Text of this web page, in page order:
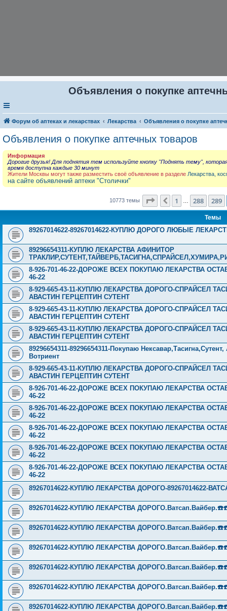
Объявления о покупке
Форум об аптеках и лекарствах Лекарства Объявления о покупке
Объявления о покупке аптечных товаров
Информация
Дорогие друзья! Для поднятия тем используйте кнопку "Поднять тему",
время доступна каждые 30 минут
Жители Москвы могут также разместить своё объявление в разделе Лекарства,
на сайте объявлений аптеки "Столички"
10773 темы Страница 290из 431
Пред.
1 288 289
Темы
89267014622-89267014622-КУПЛЮ ДОРОГО ЛЮБЫЕ
89296654311-КУПЛЮ ЛЕКАРСТВА АФИНИТОР
8-926-701-46-22-ДОРОЖЕ ВСЕХ ПОКУПАЮ ЛЕКАРСТВА
46-22
8-929-665-43-11-КУПЛЮ ЛЕКАРСТВА ДОРОГО-СПРАЙСЕЛ
АВАСТИН ГЕРЦЕПТИН СУТЕНТ
8-929-665-43-11-КУПЛЮ ЛЕКАРСТВА ДОРОГО-СПРАЙСЕЛ
АВАСТИН ГЕРЦЕПТИН СУТЕНТ
8-929-665-43-11-КУПЛЮ ЛЕКАРСТВА ДОРОГО-СПРАЙСЕЛ
АВАСТИН ГЕРЦЕПТИН СУТЕНТ
89296654311-89296654311-Покупаю
Вотриент
8-929-665-43-11-КУПЛЮ ЛЕКАРСТВА ДОРОГО-СПРАЙСЕЛ
АВАСТИН ГЕРЦЕПТИН СУТЕНТ
8-926-701-46-22-ДОРОЖЕ ВСЕХ ПОКУПАЮ ЛЕКАРСТВА
46-22
8-926-701-46-22-ДОРОЖЕ ВСЕХ ПОКУПАЮ ЛЕКАРСТВА
46-22
8-926-701-46-22-ДОРОЖЕ ВСЕХ ПОКУПАЮ ЛЕКАРСТВА
46-22
8-926-701-46-22-ДОРОЖЕ ВСЕХ ПОКУПАЮ ЛЕКАРСТВА
46-22
8-926-701-46-22-ДОРОЖЕ ВСЕХ ПОКУПАЮ ЛЕКАРСТВА
46-22
89267014622-КУПЛЮ ЛЕКАРСТВА ДОРОГО-89267014622-
89267014622-КУПЛЮ ЛЕКАРСТВА
89267014622-КУПЛЮ ЛЕКАРСТВА
89267014622-КУПЛЮ ЛЕКАРСТВА
89267014622-КУПЛЮ ЛЕКАРСТВА
89267014622-КУПЛЮ ЛЕКАРСТВА
89267014622-КУПЛЮ ЛЕКАРСТВА